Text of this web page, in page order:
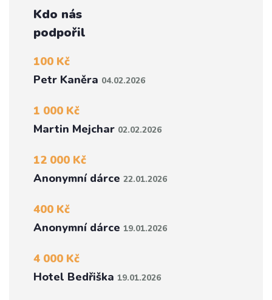
Kdo nás
podpořil
100 Kč
Petr Kaněra 04.02.2026
1 000 Kč
Martin Mejchar 02.02.2026
12 000 Kč
Anonymní dárce 22.01.2026
400 Kč
Anonymní dárce 19.01.2026
4 000 Kč
Hotel Bedřiška 19.01.2026